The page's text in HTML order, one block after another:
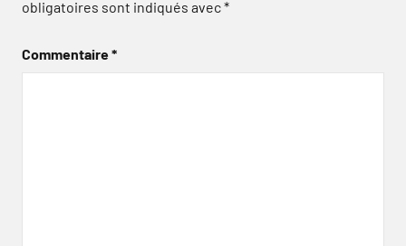
obligatoires sont indiqués avec*
Commentaire*